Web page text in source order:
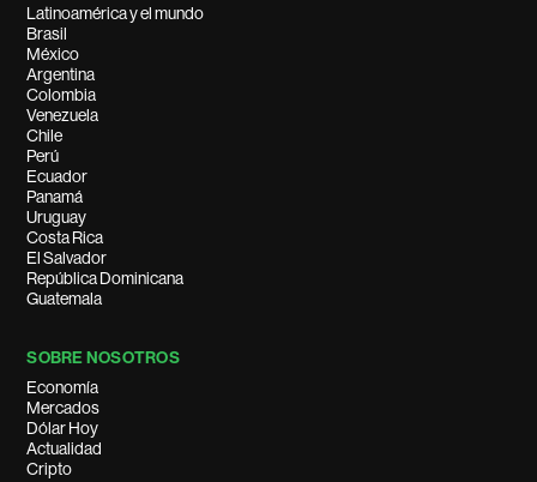
Latinoamérica y el mundo
Brasil
México
Argentina
Colombia
Venezuela
Chile
Perú
Ecuador
Panamá
Uruguay
Costa Rica
El Salvador
República Dominicana
Guatemala
SOBRE NOSOTROS
Economía
Mercados
Dólar Hoy
Actualidad
Cripto